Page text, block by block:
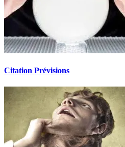
Citation Prévisions